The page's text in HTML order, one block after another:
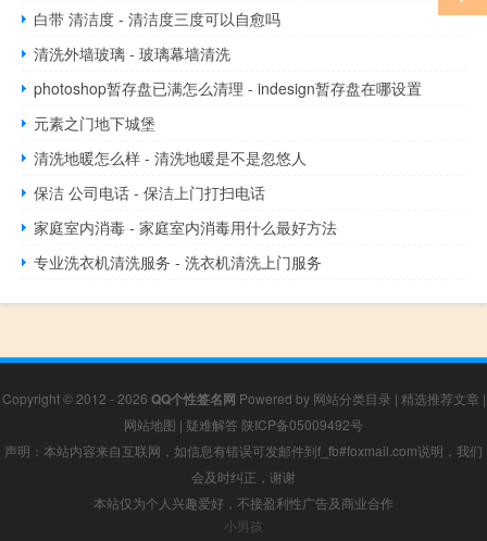
白带 清洁度 - 清洁度三度可以自愈吗
清洗外墙玻璃 - 玻璃幕墙清洗
photoshop暂存盘已满怎么清理 - indesign暂存盘在哪设置
元素之门地下城堡
清洗地暖怎么样 - 清洗地暖是不是忽悠人
保洁 公司电话 - 保洁上门打扫电话
家庭室内消毒 - 家庭室内消毒用什么最好方法
专业洗衣机清洗服务 - 洗衣机清洗上门服务
Copyright © 2012 - 2026 QQ个性签名网 Powered by 网站分类目录 | 精选推荐文章 |
网站地图 | 疑难解答 陕ICP备05009492号
声明：本站内容来自互联网，如信息有错误可发邮件到f_fb#foxmail.com说明，我们
会及时纠正，谢谢
本站仅为个人兴趣爱好，不接盈利性广告及商业合作
小男孩